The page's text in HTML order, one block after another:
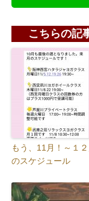
こちらの記
もう、11月！～１２
のスケジュール